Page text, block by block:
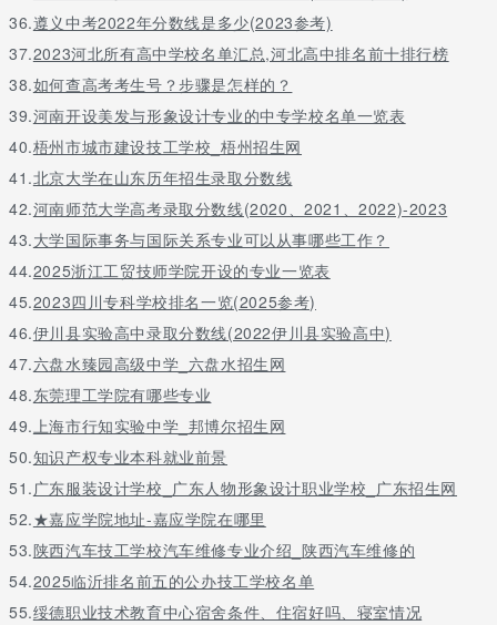
36.遵义中考2022年分数线是多少(2023参考)
37.2023河北所有高中学校名单汇总,河北高中排名前十排行榜
38.如何查高考考生号？步骤是怎样的？
39.河南开设美发与形象设计专业的中专学校名单一览表
40.梧州市城市建设技工学校_梧州招生网
41.北京大学在山东历年招生录取分数线
42.河南师范大学高考录取分数线(2020、2021、2022)-2023
43.大学国际事务与国际关系专业可以从事哪些工作？
44.2025浙江工贸技师学院开设的专业一览表
45.2023四川专科学校排名一览(2025参考)
46.伊川县实验高中录取分数线(2022伊川县实验高中)
47.六盘水臻园高级中学_六盘水招生网
48.东莞理工学院有哪些专业
49.上海市行知实验中学_邦博尔招生网
50.知识产权专业本科就业前景
51.广东服装设计学校_广东人物形象设计职业学校_广东招生网
52.★嘉应学院地址-嘉应学院在哪里
53.陕西汽车技工学校汽车维修专业介绍_陕西汽车维修的
54.2025临沂排名前五的公办技工学校名单
55.绥德职业技术教育中心宿舍条件、住宿好吗、寝室情况